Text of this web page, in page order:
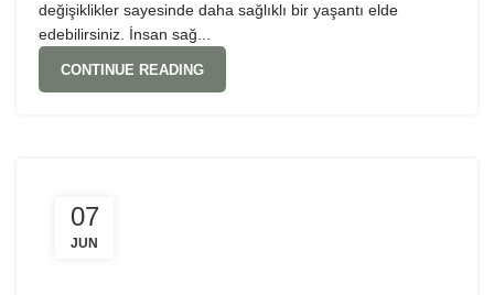
değişiklikler sayesinde daha sağlıklı bir yaşantı elde
edebilirsiniz. İnsan sağ...
CONTINUE READING
07
JUN